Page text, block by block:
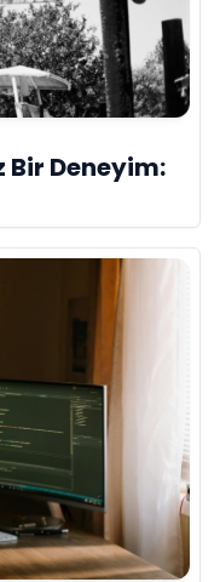
Deneyim: